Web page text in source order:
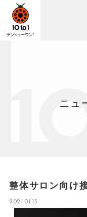
社会保険労務士業務
私た
ニュ
整体サロン向け
2021.01.13